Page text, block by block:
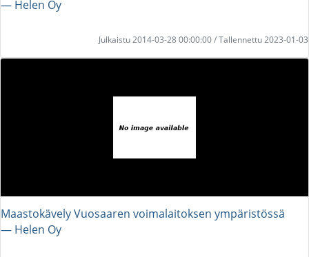
― Helen Oy
Julkaistu 2014-03-28 00:00:00 / Tallennettu 2023-01-03
Maastokävely Vuosaaren voimalaitoksen ympäristössä
― Helen Oy